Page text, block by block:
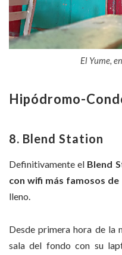
El Yume,
Hipódromo-
8. Blend Station
Definitivamente el Blend
con wifi más famosos de
lleno.
Desde primera hora de la
sala del fondo con su